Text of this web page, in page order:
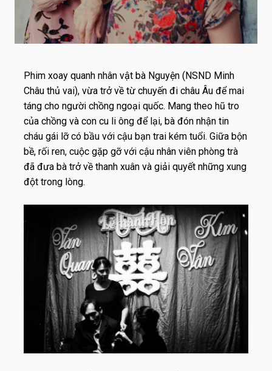
Phim xoay quanh nhân vật bà Nguyện (NSND Minh
Châu thủ vai), vừa trở về từ chuyến đi châu Âu để mai
táng cho người chồng ngoại quốc. Mang theo hũ tro
của chồng và con cu li ông để lại, bà đón nhận tin
cháu gái lỡ có bầu với cậu bạn trai kém tuổi. Giữa bộn
bề, rối ren, cuộc gặp gỡ với cậu nhân viên phòng trà
đã đưa bà trở về thanh xuân và giải quyết những xung
đột trong lòng.